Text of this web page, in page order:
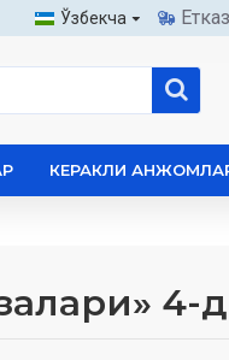
Ўзбекча
КЕРАКЛИ
4-